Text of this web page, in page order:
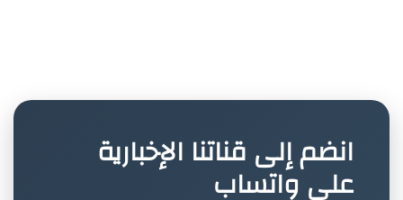
انضم إلى قناتنا الإخبارية
على واتساب